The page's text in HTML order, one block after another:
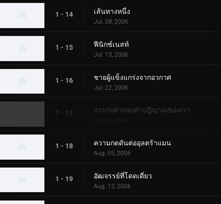
1 - 14 เส้นทางหนึ่ง
Jul. 08, 2006
1 - 15 ฟีนิกซ์เนสท์
Jul. 15, 2006
1 - 16 ชายผู้แข็งแกร่งจากอวกาศ
Jul. 22, 2006
1 - 17 การก่อตัวของคำปฏิญาณของเรา
Jul. 29, 2006
1 - 18 ความกดดันต่ออุลตร้าแมน
Aug. 05, 2006
1 - 19 อัฒจรรย์ที่โดดเดี่ยว
Aug. 12, 2006